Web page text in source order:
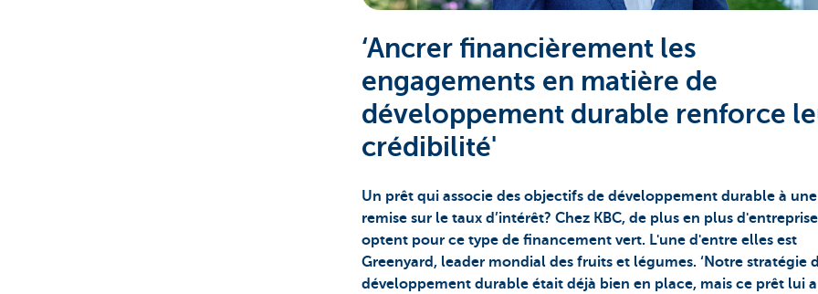
‘Ancrer financièrement les
engagements en matière de
développement durable renforce
crédibilité'
Un prêt qui associe des objectifs de développement durable à une
remise sur le taux d’intérêt? Chez KBC, de plus en plus
optent pour ce type de financement vert. L'une d'entre elles est
Greenyard, leader mondial des fruits et légumes. ‘Notre stratégie
développement durable était déjà bien en place, mais ce prêt lui